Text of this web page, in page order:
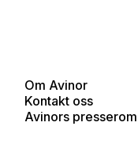
Om Avinor
Kontakt oss
Avinors presserom